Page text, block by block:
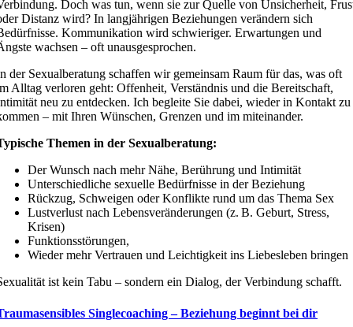
Doch was tun, wenn sie zur Quelle von Unsicherheit,
Distanz wird? In langjährigen Beziehungen verändern sich
Kommunikation wird schwieriger. Erwartungen und
wachsen – oft unausgesprochen.
der Sexualberatung schaffen wir gemeinsam Raum für das, was oft
Alltag verloren geht: Offenheit, Verständnis und die Bereitschaft,
neu zu entdecken. Ich begleite Sie dabei, wieder in Kontakt zu
– mit Ihren Wünschen, Grenzen und im miteinander.
Themen in der Sexualberatung:
Der Wunsch nach mehr Nähe, Berührung und Intimität
Unterschiedliche sexuelle Bedürfnisse in der Beziehung
Rückzug, Schweigen oder Konflikte rund um das Thema Sex
Lustverlust nach Lebensveränderungen (z. B. Geburt, Stress,
Krisen)
Funktionsstörungen,
Wieder mehr Vertrauen und Leichtigkeit ins Liebesleben bringen
ist kein Tabu – sondern ein Dialog, der Verbindung schafft.
Singlecoaching – Beziehung beginnt bei dir